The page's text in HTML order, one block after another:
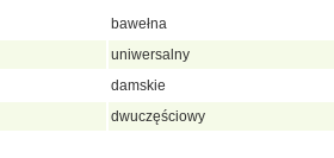
bawełna
uniwersalny
damskie
dwuczęściowy